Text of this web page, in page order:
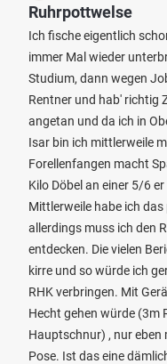
Ruhrpottwelse
Ich fische eigentlich
immer Mal wieder
Studium, dann wegen
Rentner und hab' richtig
angetan und da ich in
Isar bin ich mittlerweile
Forellenfangen macht
Kilo Döbel an einer 5/6
Mittlerweile habe ich
allerdings muss ich den
entdecken. Die vielen
kirre und so würde ich
RHK verbringen. Mit
Hecht gehen würde (3m
Hauptschnur) , nur eben
Pose. Ist das eine